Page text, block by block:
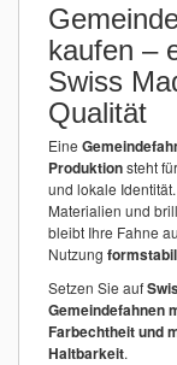
kaufen –
Swiss
Qualität
Eine
Produktionsteht
und lokale
Materialien und
bleibt Ihre Fahne
Nutzung
Setzen Sie auf
Gemeindefahnen
Farbechtheit und
Haltbarkeit.